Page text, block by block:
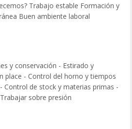
Trabajo estable Formación y
Buen ambiente laboral
y conservación - Estirado y
place - Control del horno y tiempos
de stock y materias primas -
sobre presión